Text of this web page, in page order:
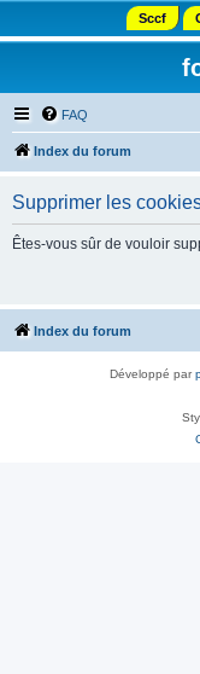
Sccf
FAQ
Index du forum
Supprimer les
Êtes-vous sûr de vouloir
Index du forum
Développé par